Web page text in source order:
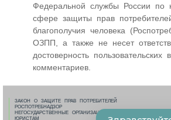
Федеральной службы России по
сфере защиты прав
благополучия человека
ОЗПП, а также не несет
достоверность пользовательских
комментариев.
ЗАКОН О ЗАЩИТЕ ПРАВ ПОТРЕБИТЕЛЕЙ
РОСПОТРЕБНАДЗОР
НЕГОСУДАРСТВЕННЫЕ ОРГАНИЗАЦИИ ПО ЗПП
ЮРИСТАМ